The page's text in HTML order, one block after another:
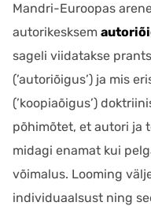
Mandri-Euroopas
autorikesksem
sageli viidatakse
(’autoriõigus’) ja mis
(’koopiaõigus’)
põhimõtet, et autori ja
midagi enamat kui
võimalus. Looming
individuaalsust ning